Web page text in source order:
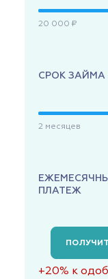
20 000 ₽
СРОК ЗАЙМА
2 месяцев
ПЛАТЕЖ
+20% к